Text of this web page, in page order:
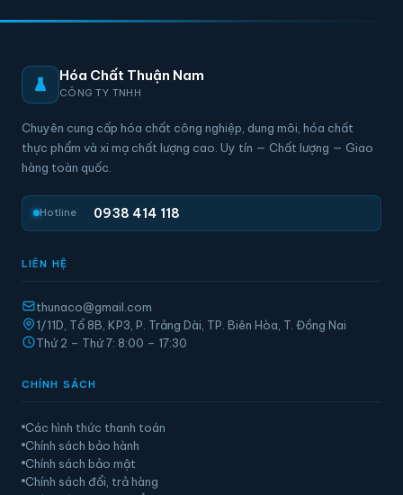
Hóa Chất Thuận Nam
CÔNG TY TNHH
Chuyên cung cấp hóa chất công nghiệp, dung môi, hóa chất
thực phẩm và xi mạ chất lượng cao. Uy tín — Chất lượng — Giao
hàng toàn quốc.
Hotline 0938 414 118
LIÊN HỆ
thunaco@gmail.com
1/11D, Tổ 8B, KP3, P. Trảng Dài, TP. Biên Hòa, T. Đồng Nai
Thứ 2 – Thứ 7: 8:00 – 17:30
CHÍNH SÁCH
Các hình thức thanh toán
Chính sách bảo hành
Chính sách bảo mật
Chính sách đổi, trả hàng